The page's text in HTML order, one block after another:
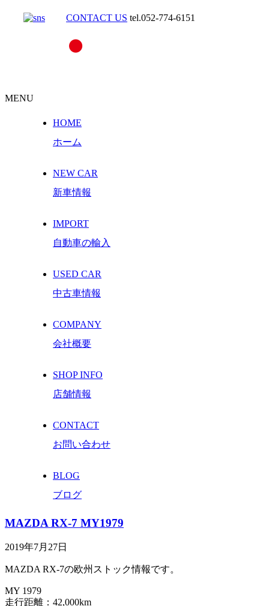
CONTACT US tel.052-774-6151
MENU
HOME
ホーム
NEW CAR
新車情報
IMPORT
自動車の輸入
USED CAR
中古車情報
COMPANY
会社概要
SHOP INFO
店舗情報
CONTACT
お問い合わせ
BLOG
ブログ
MAZDA RX-7 MY1979
2019年7月27日
MAZDA RX-7の欧州ストック情報です。
MY 1979
走行距離：42,000km